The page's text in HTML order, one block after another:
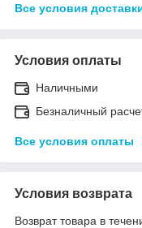
Все условия
Условия оплаты
Наличными
Безналичный
Все условия оплаты
Условия возврата
Возврат товара в